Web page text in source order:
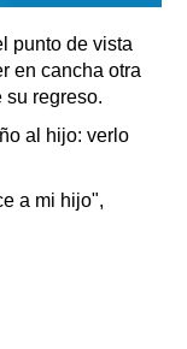
punto de vista
en cancha otra
su regreso.
al hijo: verlo
a mi hijo",